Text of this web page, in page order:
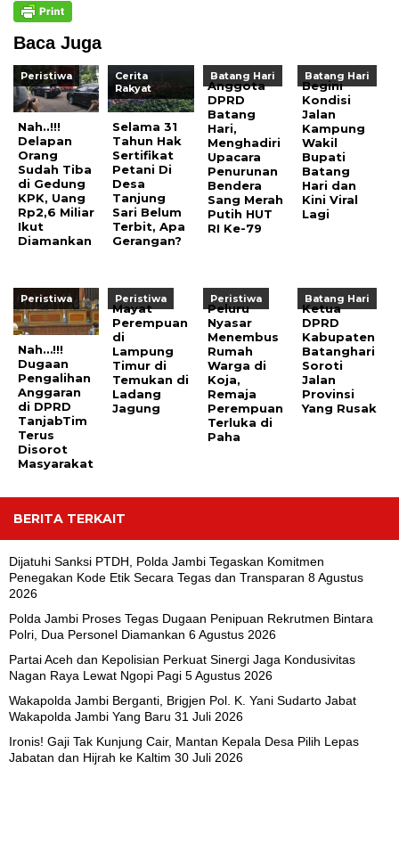
Baca Juga
Peristiwa
Nah..!!!
Delapan
Orang
Sudah Tiba
di Gedung
KPK, Uang
Rp2,6 Miliar
Ikut
Diamankan
Cerita
Rakyat
Selama 31
Tahun Hak
Sertifikat
Petani Di
Desa
Tanjung
Sari Belum
Terbit, Apa
Gerangan?
Batang Hari
Anggota
DPRD
Batang
Hari,
Menghadiri
Upacara
Penurunan
Bendera
Sang Merah
Putih HUT
RI Ke-79
Batang Hari
Begini
Kondisi
Jalan
Kampung
Wakil
Bupati
Batang
Hari dan
Kini Viral
Lagi
Peristiwa
Nah…!!!
Dugaan
Pengalihan
Anggaran
di DPRD
TanjabTim
Terus
Disorot
Masyarakat
Peristiwa
Mayat
Perempuan
di
Lampung
Timur di
Temukan di
Ladang
Jagung
Peristiwa
Peluru
Nyasar
Menembus
Rumah
Warga di
Koja,
Remaja
Perempuan
Terluka di
Paha
Batang Hari
Ketua
DPRD
Kabupaten
Batanghari
Soroti
Jalan
Provinsi
Yang Rusak
BERITA TERKAIT
Dijatuhi Sanksi PTDH, Polda Jambi Tegaskan Komitmen
Penegakan Kode Etik Secara Tegas dan Transparan 8 Agustus
2026
Polda Jambi Proses Tegas Dugaan Penipuan Rekrutmen Bintara
Polri, Dua Personel Diamankan 6 Agustus 2026
Partai Aceh dan Kepolisian Perkuat Sinergi Jaga Kondusivitas
Nagan Raya Lewat Ngopi Pagi 5 Agustus 2026
Wakapolda Jambi Berganti, Brigjen Pol. K. Yani Sudarto Jabat
Wakapolda Jambi Yang Baru 31 Juli 2026
Ironis! Gaji Tak Kunjung Cair, Mantan Kepala Desa Pilih Lepas
Jabatan dan Hijrah ke Kaltim 30 Juli 2026